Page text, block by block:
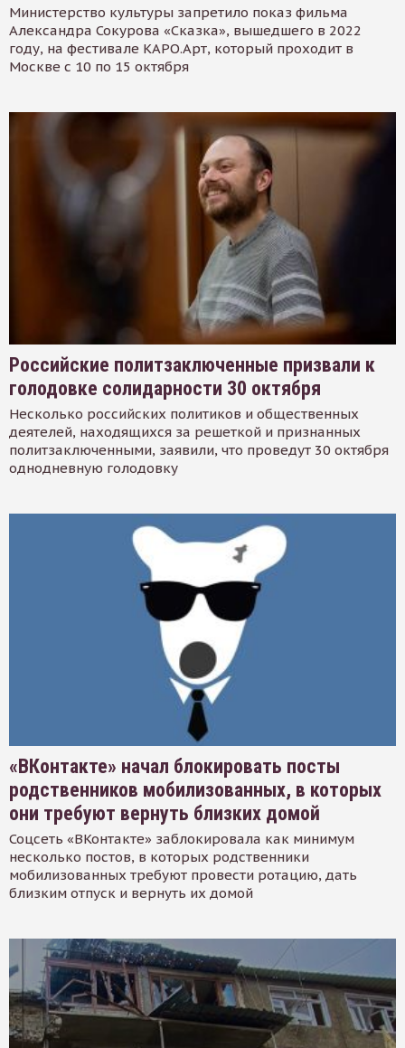
Министерство культуры запретило показ фильма
Александра Сокурова «Сказка», вышедшего в 2022
году, на фестивале КАРО.Арт, который проходит в
Москве с 10 по 15 октября
Российские политзаключенные призвали к
голодовке солидарности 30 октября
Несколько российских политиков и общественных
деятелей, находящихся за решеткой и признанных
политзаключенными, заявили, что проведут 30 октября
однодневную голодовку
«ВКонтакте» начал блокировать посты
родственников мобилизованных, в которых
они требуют вернуть близких домой
Соцсеть «ВКонтакте» заблокировала как минимум
несколько постов, в которых родственники
мобилизованных требуют провести ротацию, дать
близким отпуск и вернуть их домой